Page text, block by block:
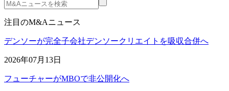
注目のM&Aニュース
デンソーが完全子会社デンソークリエイトを吸収合併へ
2026年07月13日
フューチャーがMBOで非公開化へ